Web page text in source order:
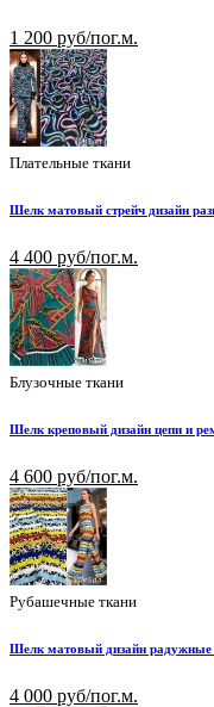
1 200 руб/пог.м.
Плательные ткани
Шелк матовый стрейч дизайн
4 400 руб/пог.м.
Блузочные ткани
Шелк креповый дизайн цепи и
4 600 руб/пог.м.
Рубашечные ткани
Шелк матовый дизайн радужные
4 000 руб/пог.м.